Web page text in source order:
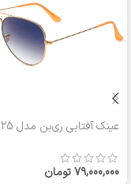
عینک آفتابی ری‌بن مدل RB3025
79,000,000تومان